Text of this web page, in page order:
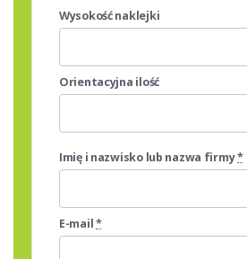
Wysokość naklejki
Orientacyjna ilość
Imię i nazwisko lub nazwa firmy*
E-mail*